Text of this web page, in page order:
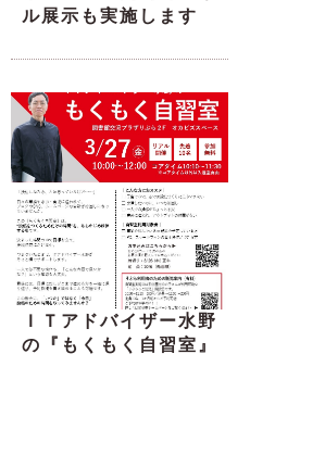
ル展示も実施します
ＩＴアドバイザー水野
の『もくもく自習室』